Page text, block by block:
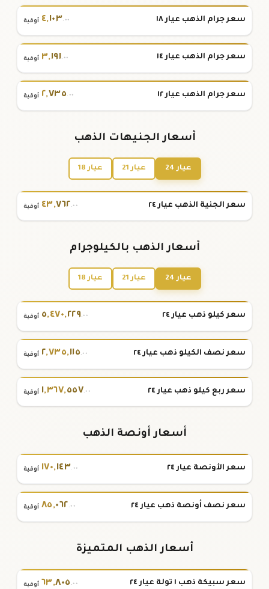
سعر جرام الذهب عيار ١٨ ٤,١٠٣.٠٠ أوقية
سعر جرام الذهب عيار ١٤ ٣,١٩١.٠٠ أوقية
سعر جرام الذهب عيار ١٢ ٢,٧٣٥.٠٠ أوقية
أسعار الجنيهات الذهب
عيار 24 عيار 21 عيار 18
سعر الجنية الذهب عيار ٢٤ ٤٣,٧٦٢.٠٠ أوقية
أسعار الذهب بالكيلوجرام
عيار 24 عيار 21 عيار 18
سعر كيلو ذهب عيار ٢٤ ٥,٤٧٠,٢٢٩.٠٠ أوقية
سعر نصف الكيلو ذهب عيار ٢٤ ٢,٧٣٥,١١٥.٠٠ أوقية
سعر ربع كيلو ذهب عيار ٢٤ ١,٣٦٧,٥٥٧.٠٠ أوقية
أسعار أونصة الذهب
سعر الأونصة عيار ٢٤ ١٧٠,١٤٣.٠٠ أوقية
سعر نصف أونصة ذهب عيار ٢٤ ٨٥,٠٦٢.٠٠ أوقية
أسعار الذهب المتميزة
سعر سبيكة ذهب ١ تولة عيار ٢٤ ٦٣,٨٠٥ .٠٠ أوقية